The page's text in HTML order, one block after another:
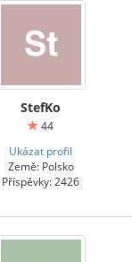
StefKo
44
Ukázat profil
Země: Polsko
Příspěvky: 2426